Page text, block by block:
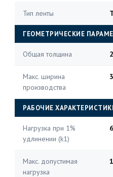
Тип ленты
ГЕОМЕТРИЧЕСКИЕ
Общая толщина
Макс. ширина
производства
РАБОЧИЕ
Нагрузка при 1%
удлинении (k1)
Макс. допустимая
нагрузка